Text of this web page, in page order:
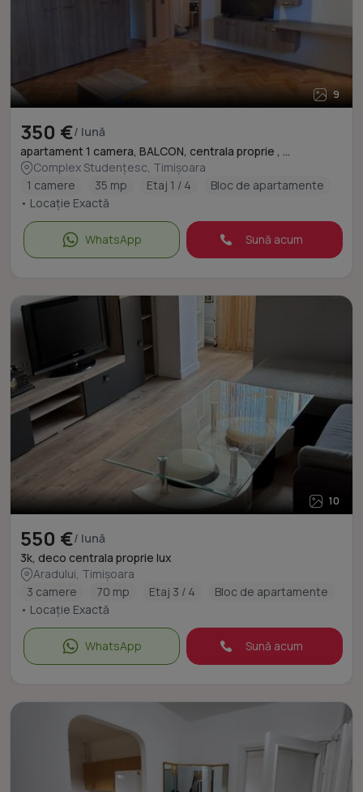
9
350 €/ lună
apartament 1 camera, BALCON, centrala proprie , ...
Complex Studențesc, Timișoara
1 camere
35 mp Etaj 1 / 4
Bloc de apartamente
• Locație Exactă
WhatsApp Sună acum
10
550 €/ lună
3k, deco centrala proprie lux
Aradului, Timișoara
3 camere
70 mp Etaj 3 / 4
Bloc de apartamente
• Locație Exactă
WhatsApp Sună acum